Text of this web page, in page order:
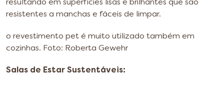
resultando em superfícies lisas e brilhantes que são
resistentes a manchas e fáceis de limpar.
o revestimento pet é muito utilizado também em
cozinhas. Foto: Roberta Gewehr
Salas de Estar Sustentáveis: